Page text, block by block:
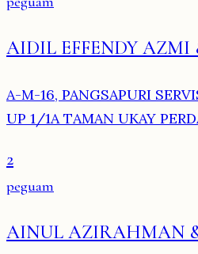
AIDIL EFFENDY AZMI
A-M-16, PANGSAPURI
UP 1/1A TAMAN UKAY
2
peguam
AINUL AZIRAHMAN